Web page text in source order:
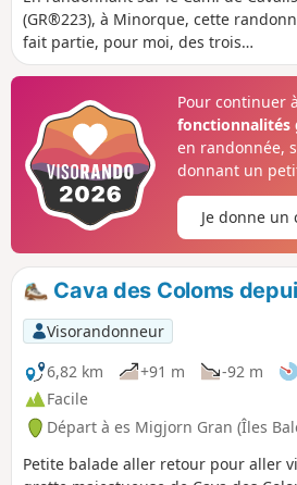
(GR®223), à Minorque, cette
fait partie, pour moi, des trois
incontournables de cette île. La
mer, rend le parcours magnifique.
Pour continuer
fonctionnalités
en randonnée,
donnant un
Je donne un
Cava des Coloms
Visorandonneur
6,82 km
+91 m -92 m
Facile
Départ à es Migjorn Gran (Îles
Petite balade aller retour pour aller